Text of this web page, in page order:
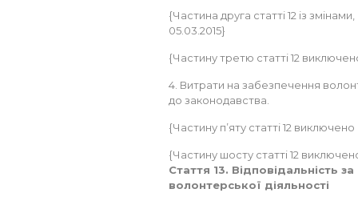
{Частина друга статті 12 із
05.03.2015}
{Частину третю статті 12
4. Витрати на забезпечення
до законодавства.
{Частину п’яту статті 12
{Частину шосту статті 12
Стаття 13. Відповідальність
волонтерської діяльності